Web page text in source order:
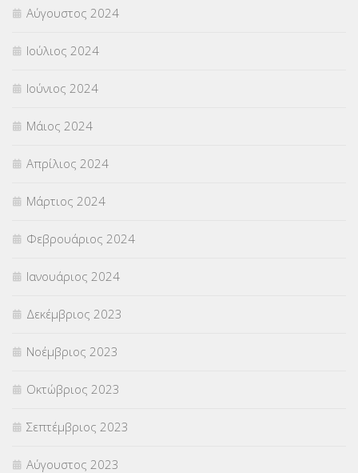
Αύγουστος 2024
Ιούλιος 2024
Ιούνιος 2024
Μάιος 2024
Απρίλιος 2024
Μάρτιος 2024
Φεβρουάριος 2024
Ιανουάριος 2024
Δεκέμβριος 2023
Νοέμβριος 2023
Οκτώβριος 2023
Σεπτέμβριος 2023
Αύγουστος 2023